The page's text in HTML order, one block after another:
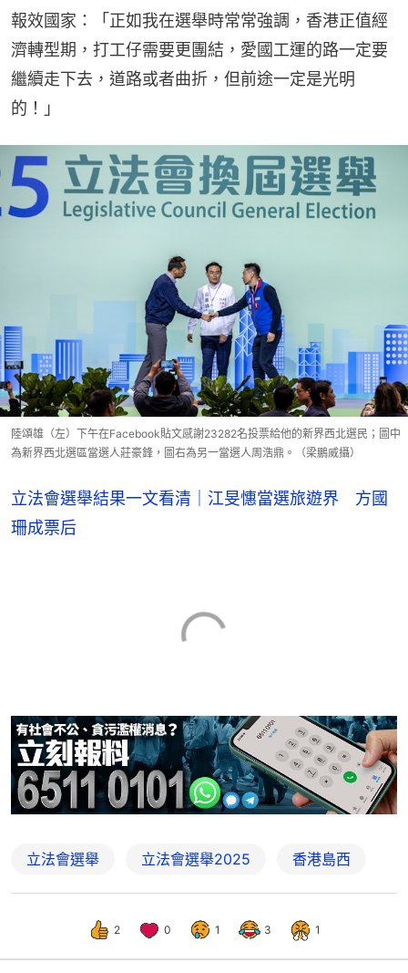
報效國家：「正如我在選舉時常常強調，香港正值經
濟轉型期，打工仔需要更團結，愛國工運的路一定要
繼續走下去，道路或者曲折，但前途一定是光明
的！」
陸頌雄（左）下午在Facebook貼文感謝23282名投票給他的新界西北選民；圖中
為新界西北選區當選人莊豪鋒，圖右為另一當選人周浩鼎。（梁鵬威攝）
立法會選舉結果一文看清｜江旻憓當選旅遊界 方國
珊成票后
立法會選舉 立法會選舉2025 香港島西
2 0 1 3 1